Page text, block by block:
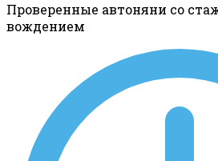
Проверенные автоняни со
вождением